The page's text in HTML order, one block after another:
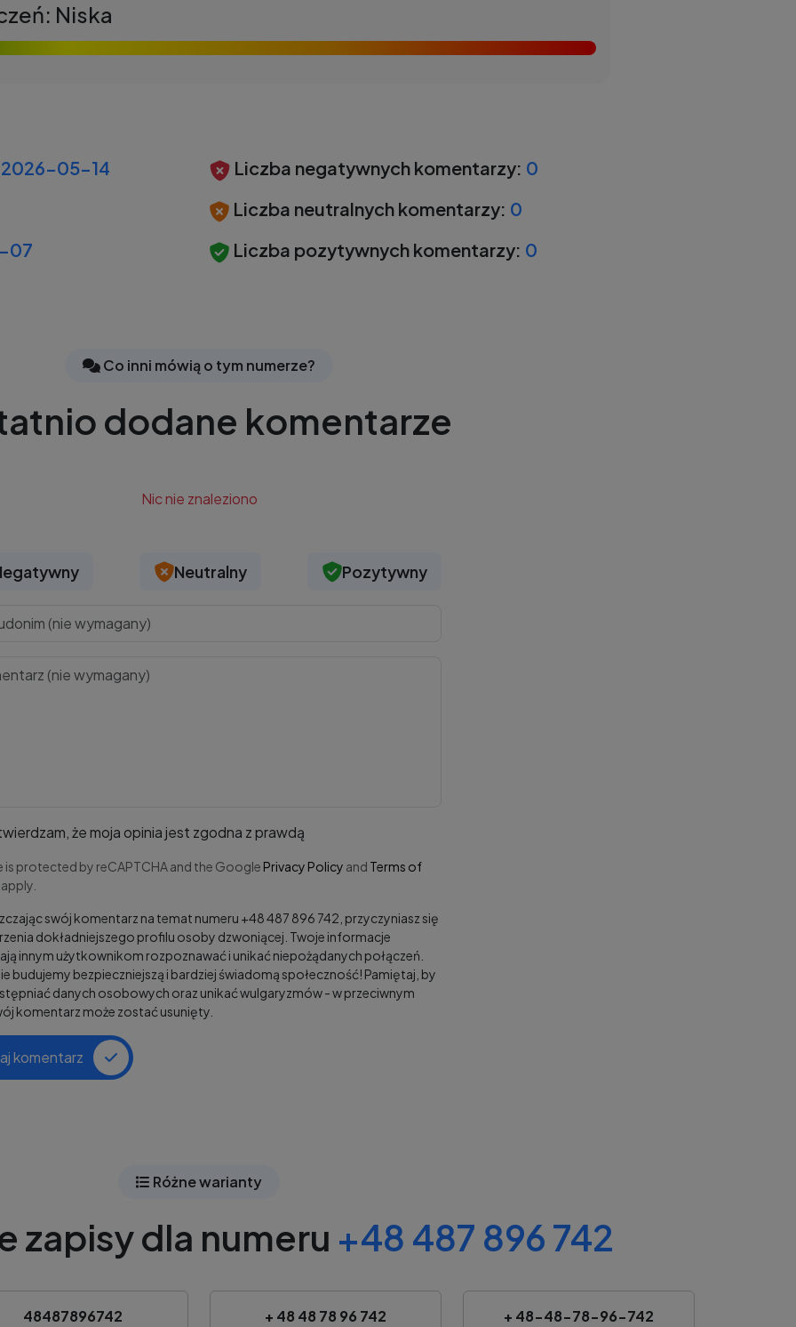
Niska
2026-05-14
07
Liczba negatywnych komentarzy: 0
Liczba neutralnych komentarzy: 0
Liczba pozytywnych komentarzy: 0
Co inni mówią o tym numerze?
dodane komentarze
Nic nie znaleziono
Neutralny Pozytywny
że moja opinia jest zgodna z prawdą
is protected by reCAPTCHA and the Google Privacy Policy and Terms of
apply.
swój komentarz na temat numeru +48 487 896 742, przyczyniasz się
dokładniejszego profilu osoby dzwoniącej. Twoje informacje
innym użytkownikom rozpoznawać i unikać niepożądanych połączeń.
budujemy bezpieczniejszą i bardziej świadomą społeczność! Pamiętaj, by
danych osobowych oraz unikać wulgaryzmów - w przeciwnym
komentarz może zostać usunięty.
komentarz
Różne warianty
zapisy dla numeru +48 487 896 742
48487896742 + 48 48 78 96 742 + 48-48-78-96-742